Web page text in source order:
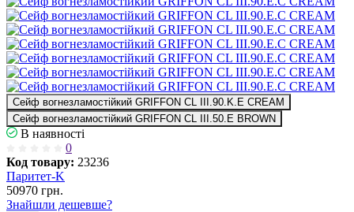
Сейф вогнезламостійкий GRIFFON CL III.90.K.E CREAM
Сейф вогнезламостійкий GRIFFON CL III.50.E BROWN
В наявності
0
Код товару: 23236
Паритет-K
50970 грн.
Знайшли дешевше?